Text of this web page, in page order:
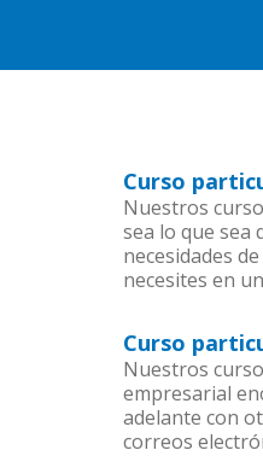
Curso
Nuestros
sea lo que sea
necesidades
necesites en
Curso
Nuestros
empresarial
adelante con
correos